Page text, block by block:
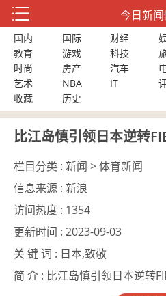
今日新
国内 国际 财经
教育
游戏 科技
时尚
房产 汽车
艺术
NBA IT
收藏
历史
比江岛慎引领日本逆转
栏目分类 : 新闻 > 体育新闻
信息来源 : 新浪
访问热度 : 1354
更新时间 : 2023-09-03
关 键 词 : 日本,致敬
简 介 : 比江岛慎引领日本逆转